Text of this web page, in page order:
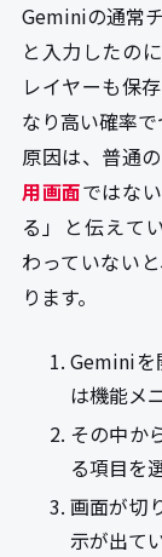
Geminiの通常
と入力したの
レイヤーも保
なり高い確率で
原因は、普通
用画面ではな
る」と伝えて
わっていない
ります。
Geminiを
は機能メ
その中か
る項目を
画面が切
示が出て